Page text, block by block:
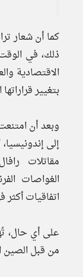
كما أن شعار
ذلك، في
الاقتصادية
بتغيير
إلى
مقاتلات
الغواصات
اتفاقيات أكثر
على أي حال،
من قبل الصين